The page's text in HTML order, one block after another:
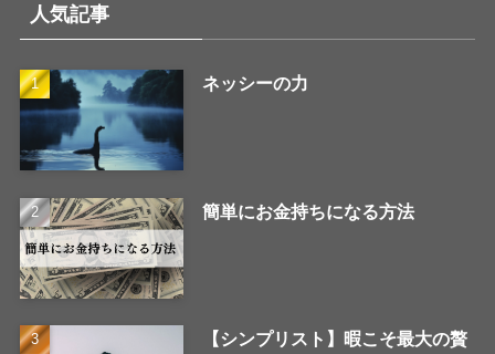
人気記事
ネッシーの力
簡単にお金持ちになる方法
【シンプリスト】暇こそ最大の贅